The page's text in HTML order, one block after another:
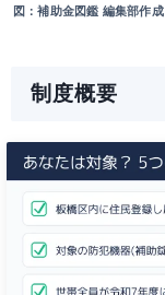
図：補助金図鑑 編集部作成
制度概要